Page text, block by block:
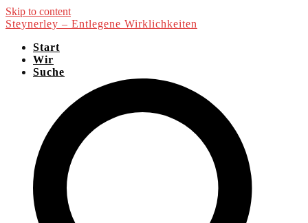
Skip to content
Steynerley – Entlegene Wirklichkeiten
Start
Wir
Suche